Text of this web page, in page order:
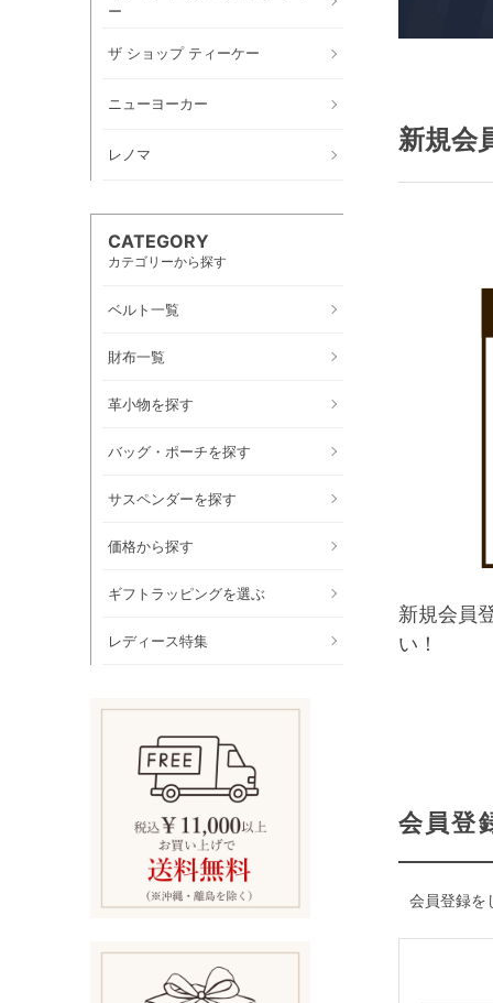
ー
ザ ショップ ティーケー
ニューヨーカー
レノマ
CATEGORY
カテゴリーから探す
ベルト一覧
財布一覧
革小物を探す
バッグ・ポーチを探す
サスペンダーを探す
価格から探す
ギフトラッピングを選ぶ
レディース特集
新規会
新規会員
い！
会員登
会員登録を